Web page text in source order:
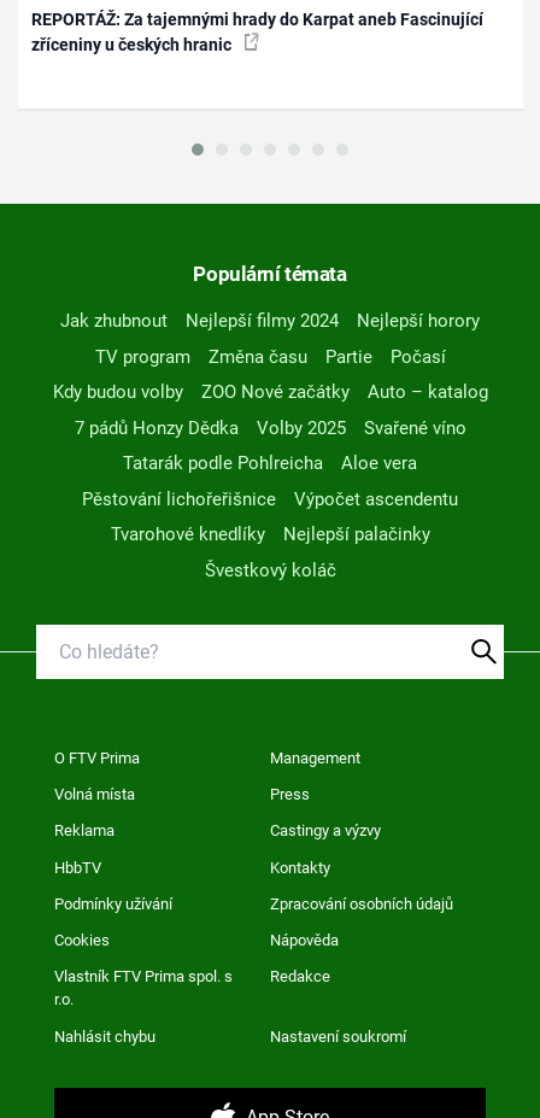
REPORTÁŽ: Za tajemnými hrady do Karpat aneb Fascinující
zříceniny u českých hranic
Populární témata
Jak zhubnout Nejlepší filmy 2024
Nejlepší horory
TV program
Změna času Partie
Počasí
Kdy budou volby
ZOO Nové začátky
Auto – katalog
7 pádů Honzy Dědka
Volby 2025
Svařené víno
Tatarák podle Pohlreicha
Aloe vera
Pěstování lichořeřišnice
Výpočet ascendentu
Tvarohové knedlíky
Nejlepší palačinky
Švestkový koláč
O FTV Prima Management
Volná místa Press
Reklama Castingy a výzvy
HbbTV Kontakty
Podmínky užívání Zpracování osobních údajů
Cookies Nápověda
Vlastník FTV Prima spol. s
r.o.
Redakce
Nahlásit chybu Nastavení soukromí